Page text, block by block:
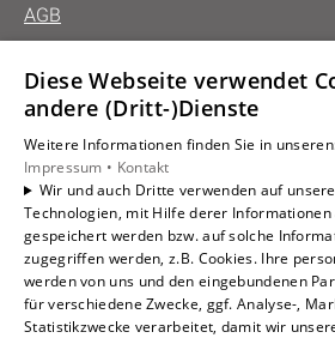
AGB
Unsere Bereiche
Gewerbekunden
Karriere
Unternehmen
Kontakt
Diese Webseite verwendet
andere (Dritt-)Dienste
Weitere Informationen finden Sie in
Impressum • Kontakt
Wir und auch Dritte verwenden auf
Technologien, mit Hilfe derer
gespeichert werden bzw. auf solche
zugegriffen werden, z.B. Cookies. Ihre
werden von uns und den eingebundenen
für verschiedene Zwecke, ggf. Analyse-,
Statistikzwecke verarbeitet, damit wir